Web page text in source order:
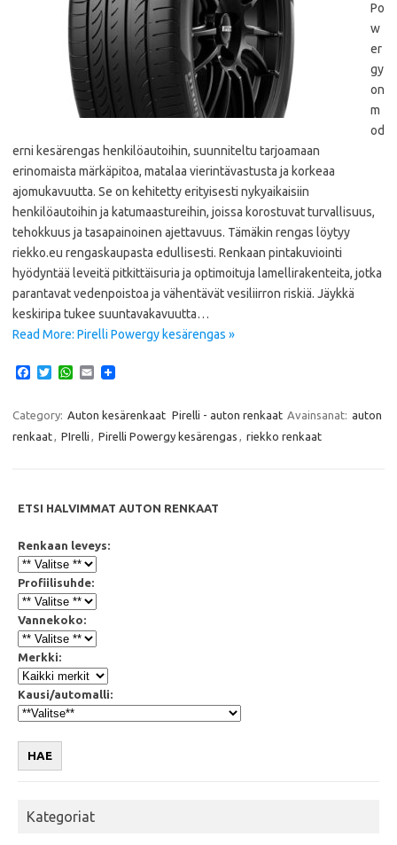
Po
w
er
gy
on
m
od
erni kesärengas henkilöautoihin, suunniteltu tarjoamaan
erinomaista märkäpitoa, matalaa vierintävastusta ja korkeaa
ajomukavuutta. Se on kehitetty erityisesti nykyaikaisiin
henkilöautoihin ja katumaastureihin, joissa korostuvat turvallisuus,
tehokkuus ja tasapainoinen ajettavuus. Tämäkin rengas löytyy
riekko.eu rengaskaupasta edullisesti. Renkaan pintakuviointi
hyödyntää leveitä pitkittäisuria ja optimoituja lamellirakenteita, jotka
parantavat vedenpoistoa ja vähentävät vesiliirron riskiä. Jäykkä
keskiripa tukee suuntavakavuutta…
Read More: Pirelli Powergy kesärengas »
e
b
o
T
t
e
W
t
A
E
i
Category: Auton kesärenkaat Pirelli - auton renkaat Avainsanat: auton
renkaat
PIrelli Pirelli Powergy kesärengas riekko renkaat
ETSI HALVIMMAT AUTON RENKAAT
Renkaan leveys:
Profiilisuhde:
Vannekoko:
Merkki:
Kausi/automalli:
HAE
Kategoriat